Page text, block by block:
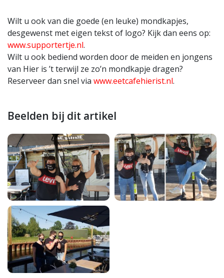
Wilt u ook van die goede (en leuke) mondkapjes,
desgewenst met eigen tekst of logo? Kijk dan eens op:
www.supportertje.nl.
Wilt u ook bediend worden door de meiden en jongens
van Hier is ’t terwijl ze zo’n mondkapje dragen?
Reserveer dan snel via www.eetcafehierist.nl.
Beelden bij dit artikel